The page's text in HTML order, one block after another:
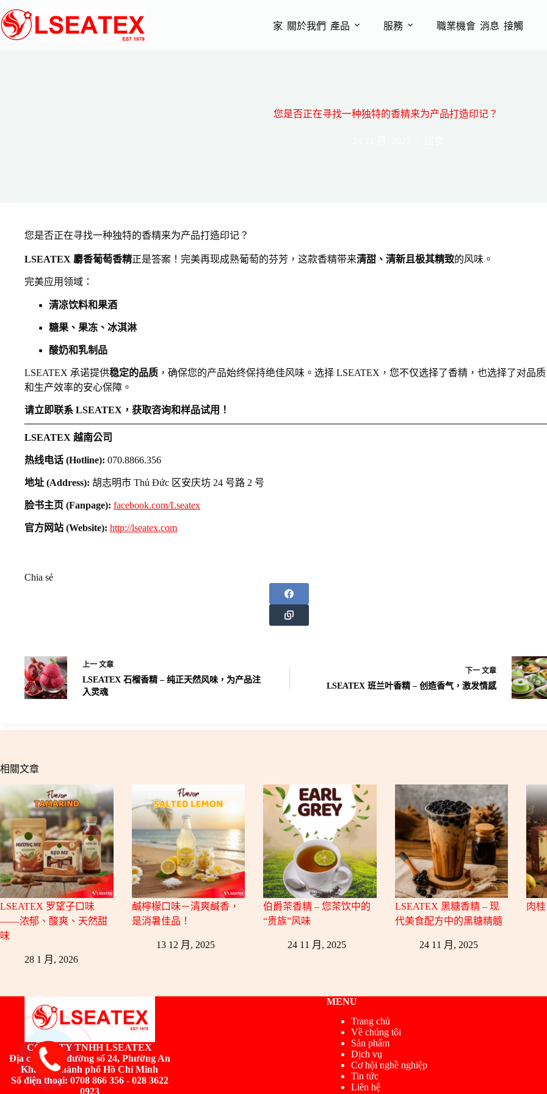
至
主
家 關於我們 產品 服務 職業機會 消息 接觸
您是否正在寻找一种独特的香精来为产品打造印记？
您是否正在寻找一种独特的香精来为产品打造印记？
LSEATEX 麝香葡萄香精正是答案！完美再现成熟葡萄的芬芳，这款香精带来清甜、清新且极其精致的风味。
完美应用领域：
清凉饮料和果酒
糖果、果冻、冰淇淋
酸奶和乳制品
LSEATEX 承诺提供稳定的品质 ，确保您的产品始终保持绝佳风味。选择 LSEATEX，您不仅选择了香精，也选择了对品质
和生产效率的安心保障。
请立即联系 LSEATEX，获取咨询和样品试用！
LSEATEX 越南公司
热线电话 (Hotline): 070.8866.356
地址 (Address): 胡志明市 Thủ Đức 区安庆坊 24 号路 2 号
脸书主页 (Fanpage): facebook.com/Lseatex
官方网站 (Website): http://lseatex.com
Chia sẻ
上一 文章
LSEATEX 石榴香精 – 纯正天然风味，为产品注
入灵魂
下一 文章
LSEATEX 班兰叶香精 – 创造香气，激发情感
相關文章
LSEATEX 罗望子口味
——浓郁、酸爽、天然甜
味
28 1 月, 2026
鹹檸檬口味－清爽鹹香，
是消暑佳品！
13 12 月, 2025
伯爵茶香精 – 您茶饮中的
“贵族”风味
24 11 月, 2025
LSEATEX 黑糖香精 – 现
代美食配方中的黑糖精髓
24 11 月, 2025
肉
CÔNG TY TNHH LSEATEX
Địa chỉ: Số 2, đường số 24, Phường An
Khánh, Thành phố Hồ Chí Minh
Số điện thoại: 0708 866 356 - 028 3622
0923
MENU
Trang chủ
Về chúng tôi
Sản phẩm
Dịch vụ
Cơ hội nghề nghiệp
Tin tức
Liên hệ